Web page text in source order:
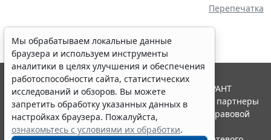
Перепечатка
Мы обрабатываем локальные данные
браузера и используем инструменты
аналитики в целях улучшения и обеспечения
работоспособности сайта, статистических
исследований и обзоров. Вы можете
запретить обработку указанных данных в
настройках браузера. Пожалуйста,
ознакомьтесь с условиями их обработки.
© ООО "НПП "ГАРАНТ-СЕРВИС", 2026. Система ГАРАНТ
выпускается с 1990 года. Компания "Гарант" и ее партнеры
являются участниками Российской ассоциации правовой
информации ГАРАНТ.